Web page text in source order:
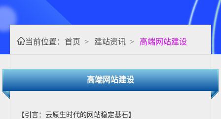
当前位置： 首页 > 建站资讯 > 高端网站建设
高端网站建设
【引言：云原生时代的网站稳定基石】